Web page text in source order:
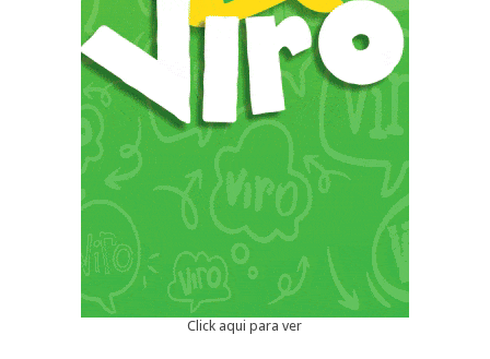
Click aqui para ver